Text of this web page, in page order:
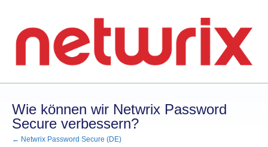
springen
Wie können wir Netwrix Password
Secure verbessern?
← Netwrix Password Secure (DE)